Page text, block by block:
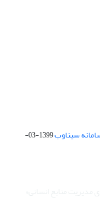
سیناوب
1399-03-